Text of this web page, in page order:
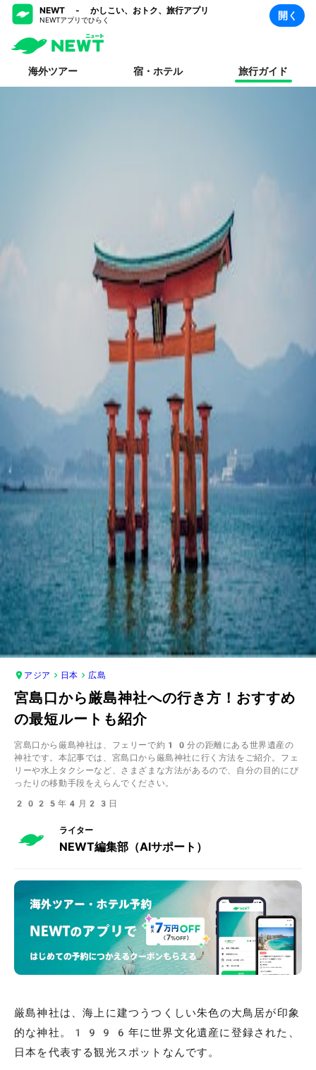
NEWT - かしこい、おトク、旅行アプリ
NEWTアプリでひらく 開く
海外ツアー 宿・ホテル 旅行ガイド
アジア 日本 広島
宮島口から厳島神社への行き方！おすすめ
の最短ルートも紹介
宮島口から厳島神社は、フェリーで約10分の距離にある世界遺産の
神社です。本記事では、宮島口から厳島神社に行く方法をご紹介。フェ
リーや水上タクシーなど、さまざまな方法があるので、自分の目的にぴ
ったりの移動手段をえらんでください。
2025年4月23日
ライター
NEWT編集部（AIサポート）
厳島神社は、海上に建つうつくしい朱色の大鳥居が印象
的な神社。1996年に世界文化遺産に登録された、
日本を代表する観光スポットなんです。